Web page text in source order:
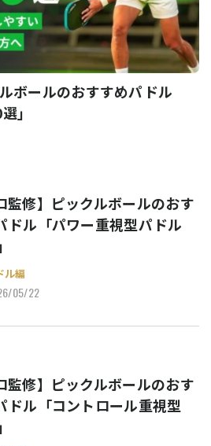
ボールのおすすめパドル
」
監修】ピックルボールのおす
ドル「パワー重視型パドル
ル編
05/22
監修】ピックルボールのおす
ドル「コントロール重視型